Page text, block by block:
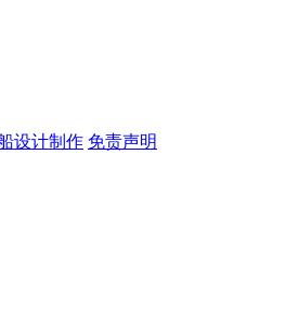
设计制作 免责声明